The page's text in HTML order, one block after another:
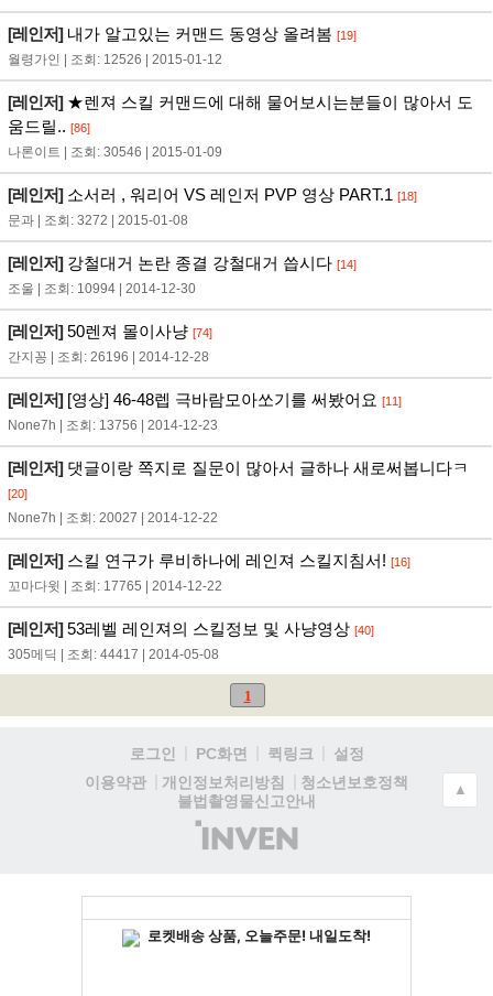
[레인저]내가 알고있는 커맨드 동영상 올려봄 [19]
월령가인 | 조회: 12526 | 2015-01-12
[레인저]★렌져 스킬 커맨드에 대해 물어보시는분들이 많아서 도
움드릴.. [86]
나론이트 | 조회: 30546 | 2015-01-09
[레인저]소서러 , 워리어 VS 레인저 PVP 영상 PART.1 [18]
문과 | 조회: 3272 | 2015-01-08
[레인저]강철대거 논란 종결 강철대거 씁시다 [14]
조울 | 조회: 10994 | 2014-12-30
[레인저]50렌져 몰이사냥 [74]
간지꽁 | 조회: 26196 | 2014-12-28
[레인저][영상] 46-48렙 극바람모아쏘기를 써봤어요 [11]
None7h | 조회: 13756 | 2014-12-23
[레인저]댓글이랑 쪽지로 질문이 많아서 글하나 새로써봅니다ㅋ
[20]
None7h | 조회: 20027 | 2014-12-22
[레인저]스킬 연구가 루비하나에 레인져 스킬지침서! [16]
꼬마다윗 | 조회: 17765 | 2014-12-22
[레인저]53레벨 레인져의 스킬정보 및 사냥영상 [40]
305메딕 | 조회: 44417 | 2014-05-08
1
로그인 PC화면 퀵링크
설정
이용약관
개인정보처리방침
청소년보호정책
불법촬영물신고안내
(주)
인
▲